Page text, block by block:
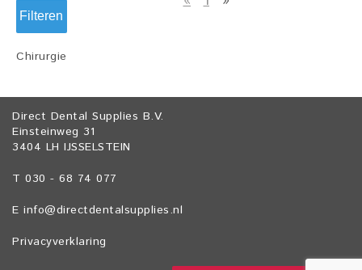
Filteren
Chirurgie
Direct Dental Supplies B.V.
Einsteinweg 31
3404 LH IJSSELSTEIN
T 030 - 68 74 077
E info@directdentalsupplies.nl
Privacyverklaring